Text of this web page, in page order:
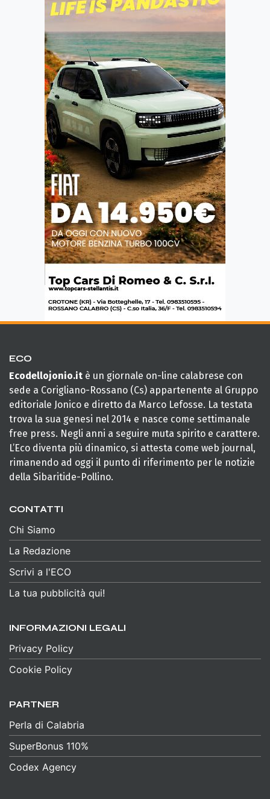
ECO
Ecodellojonio.it è un giornale on-line calabrese con
sede a Corigliano-Rossano (Cs) appartenente al Gruppo
editoriale Jonico e diretto da Marco Lefosse. La testata
trova la sua genesi nel 2014 e nasce come settimanale
free press. Negli anni a seguire muta spirito e carattere.
L’Eco diventa più dinamico, si attesta come web journal,
rimanendo ad oggi il punto di riferimento per le notizie
della Sibaritide-Pollino.
CONTATTI
Chi Siamo
La Redazione
Scrivi a l'ECO
La tua pubblicità qui!
INFORMAZIONI LEGALI
Privacy Policy
Cookie Policy
PARTNER
Perla di Calabria
SuperBonus 110%
Codex Agency